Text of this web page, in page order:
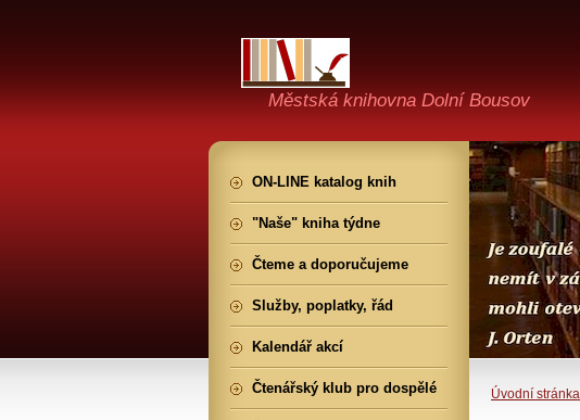
Městská knihovna Dolní Bousov
Úvodní stránka
ON-LINE katalog knih
"Naše" kniha týdne
Čteme a doporučujeme
Služby, poplatky, řád
Kalendář akcí
Čtenářský klub pro dospělé